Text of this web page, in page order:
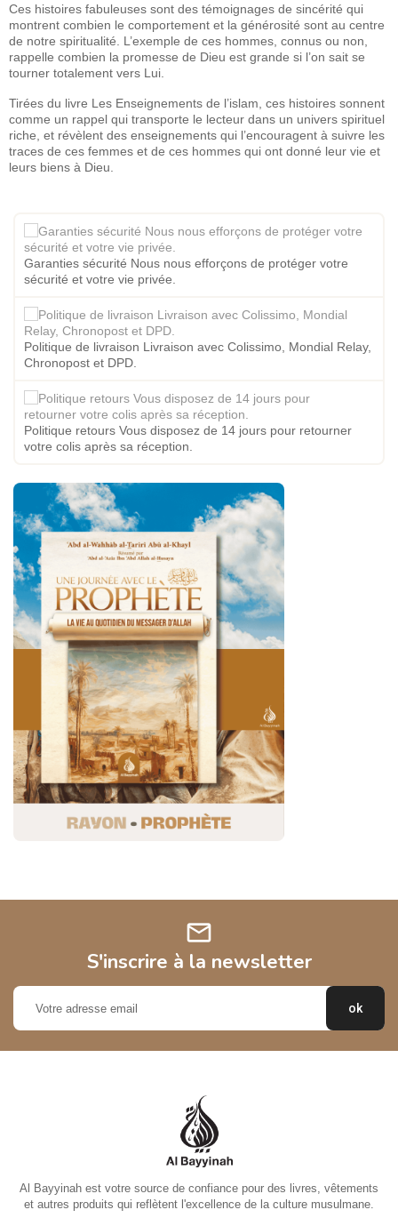
Ces histoires fabuleuses sont des témoignages de sincérité qui
montrent combien le comportement et la générosité sont au centre
de notre spiritualité. L’exemple de ces hommes, connus ou non,
rappelle combien la promesse de Dieu est grande si l’on sait se
tourner totalement vers Lui.
Tirées du livre Les Enseignements de l’islam, ces histoires sonnent
comme un rappel qui transporte le lecteur dans un univers spirituel
riche, et révèlent des enseignements qui l’encouragent à suivre les
traces de ces femmes et de ces hommes qui ont donné leur vie et
leurs biens à Dieu.
Garanties sécurité Nous nous efforçons de protéger votre
sécurité et votre vie privée.
Politique de livraison Livraison avec Colissimo, Mondial Relay,
Chronopost et DPD.
Politique retours Vous disposez de 14 jours pour retourner
votre colis après sa réception.
mail
S'inscrire à la newsletter
Al Bayyinah est votre source de confiance pour des livres, vêtements
et autres produits qui reflètent l'excellence de la culture musulmane.